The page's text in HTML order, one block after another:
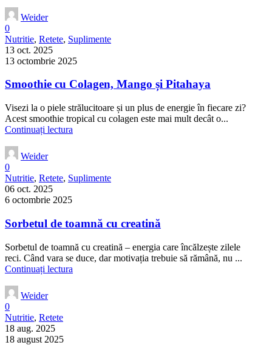
Weider
0
Nutritie, Retete, Suplimente
13 oct. 2025
13 octombrie 2025
Smoothie cu Colagen, Mango și Pitahaya
Visezi la o piele strălucitoare și un plus de energie în fiecare zi?
Acest smoothie tropical cu colagen este mai mult decât o...
Continuați lectura
Weider
0
Nutritie, Retete, Suplimente
06 oct. 2025
6 octombrie 2025
Sorbetul de toamnă cu creatină
Sorbetul de toamnă cu creatină – energia care încălzește zilele
reci. Când vara se duce, dar motivația trebuie să rămână, nu ...
Continuați lectura
Weider
0
Nutritie, Retete
18 aug. 2025
18 august 2025